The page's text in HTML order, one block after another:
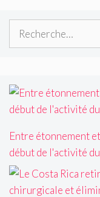
Rechercher :
Entre étonnement
début de l'activité